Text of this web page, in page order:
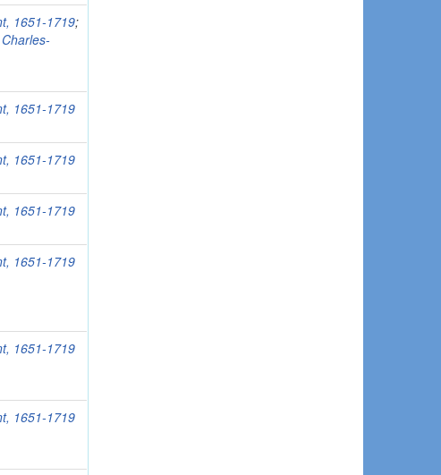
1651-1719;
1651-1719
1651-1719
1651-1719
1651-1719
1651-1719
1651-1719